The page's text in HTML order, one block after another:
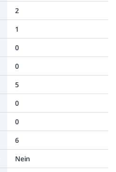
2
1
0
0
5
0
0
6
Nein